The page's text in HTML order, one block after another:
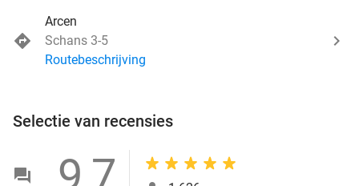
Arcen
Schans 3-5
Routebeschrijving
Selectie van recensies
9,7